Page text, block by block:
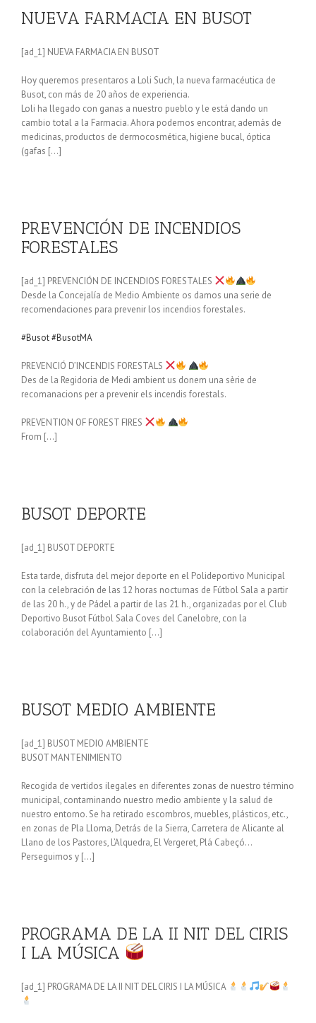
NUEVA FARMACIA EN BUSOT
[ad_1] NUEVA FARMACIA EN BUSOT
Hoy queremos presentaros a Loli Such, la nueva farmacéutica de
Busot, con más de 20 años de experiencia.
Loli ha llegado con ganas a nuestro pueblo y le está dando un
cambio total a la Farmacia. Ahora podemos encontrar, además de
medicinas, productos de dermocosmética, higiene bucal, óptica
(gafas […]
PREVENCIÓN DE INCENDIOS
FORESTALES
[ad_1] PREVENCIÓN DE INCENDIOS FORESTALES
Desde la Concejalía de Medio Ambiente os damos una serie de
recomendaciones para prevenir los incendios forestales.
#Busot#BusotMA
PREVENCIÓ D’INCENDIS FORESTALS
Des de la Regidoria de Medi ambient us donem una sèrie de
recomanacions per a prevenir els incendis forestals.
PREVENTION OF FOREST FIRES
From […]
BUSOT DEPORTE
[ad_1] BUSOT DEPORTE
Esta tarde, disfruta del mejor deporte en el Polideportivo Municipal
con la celebración de las 12 horas nocturnas de Fútbol Sala a partir
de las 20 h., y de Pádel a partir de las 21 h., organizadas por el Club
Deportivo Busot Fútbol Sala Coves del Canelobre, con la
colaboración del Ayuntamiento […]
BUSOT MEDIO AMBIENTE
[ad_1] BUSOT MEDIO AMBIENTE
BUSOT MANTENIMIENTO
Recogida de vertidos ilegales en diferentes zonas de nuestro término
municipal, contaminando nuestro medio ambiente y la salud de
nuestro entorno. Se ha retirado escombros, muebles, plásticos, etc.,
en zonas de Pla Lloma, Detrás de la Sierra, Carretera de Alicante al
Llano de los Pastores, L’Alquedra, El Vergeret, Plá Cabeçó…
Perseguimos y […]
PROGRAMA DE LA II NIT DEL CIRIS
I LA MÚSICA
[ad_1] PROGRAMA DE LA II NIT DEL CIRIS I LA MÚSICA